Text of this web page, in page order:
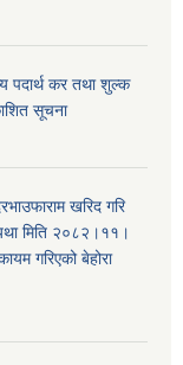
पदार्थ कर तथा शुल्क
सूचना
खरिद गरि
मिति २०८२।११।
गरिएको बेहोरा